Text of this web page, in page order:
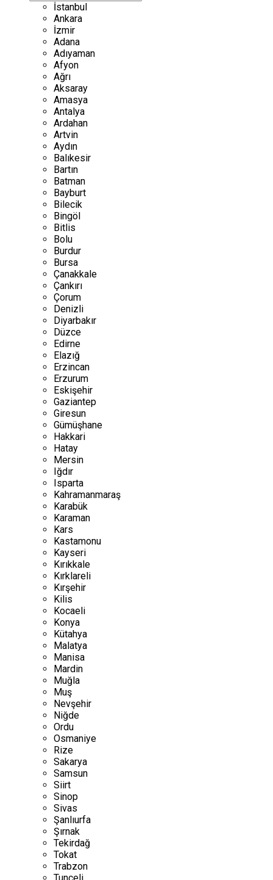
İstanbul
Ankara
İzmir
Adana
Adıyaman
Afyon
Ağrı
Aksaray
Amasya
Antalya
Ardahan
Artvin
Aydın
Balıkesir
Bartın
Batman
Bayburt
Bilecik
Bingöl
Bitlis
Bolu
Burdur
Bursa
Çanakkale
Çankırı
Çorum
Denizli
Diyarbakır
Düzce
Edirne
Elazığ
Erzincan
Erzurum
Eskişehir
Gaziantep
Giresun
Gümüşhane
Hakkari
Hatay
Mersin
Iğdır
Isparta
Kahramanmaraş
Karabük
Karaman
Kars
Kastamonu
Kayseri
Kırıkkale
Kırklareli
Kırşehir
Kilis
Kocaeli
Konya
Kütahya
Malatya
Manisa
Mardin
Muğla
Muş
Nevşehir
Niğde
Ordu
Osmaniye
Rize
Sakarya
Samsun
Siirt
Sinop
Sivas
Şanlıurfa
Şırnak
Tekirdağ
Tokat
Trabzon